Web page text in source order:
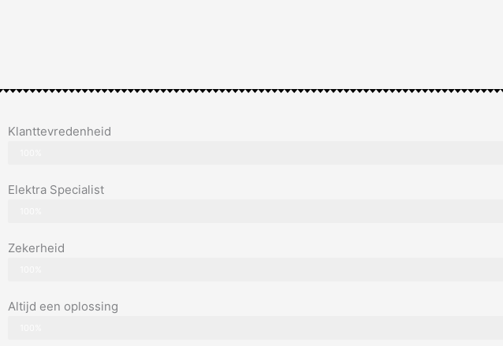
Klanttevredenheid
Elektra Specialist
Zekerheid
Altijd een oplossing